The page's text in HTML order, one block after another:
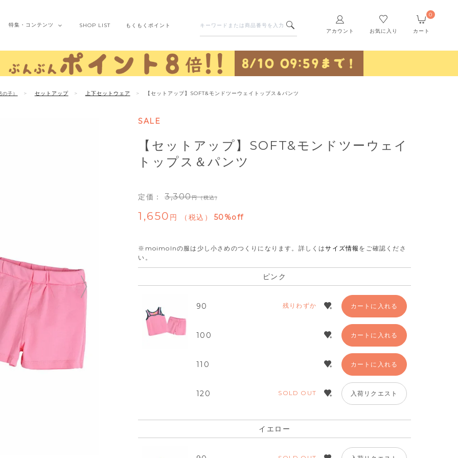
アカウント お気に入り カート
0
特集・ コンテンツ SHOP LIST もくもくポイント
の子） セットアップ 上下セットウェア 【セットアップ】SOFT&モンドツーウェイトップス＆パンツ
SALE
【セットアップ】SOFT&モンドツーウェイ
トップス＆パンツ
定価： 3,300 （税込）
1,650 税込 50%off
※moimolnの服は少し小さめのつくりになります。 詳しくはサイズ情報 をご確認くださ
い。
ピンク
90 残りわずか カートに入れる
100 カートに入れる
110 カートに入れる
120 SOLD OUT 入荷リクエスト
イエロー